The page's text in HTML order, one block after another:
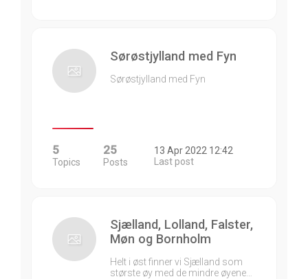
Sørøstjylland med Fyn
Sørøstjylland med Fyn
5
Topics
25
Posts
13 Apr 2022 12:42
Last post
Sjælland, Lolland, Falster,
Møn og Bornholm
Helt i øst finner vi Sjælland som
største øy med de mindre øyene…